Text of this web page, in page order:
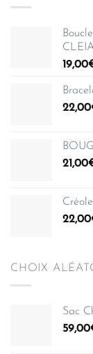
19,00
22,00
21,00
22,00
CHOIX
Sac
59,00